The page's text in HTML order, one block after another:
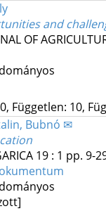
and
OF
Független: 10,
Bubnó ✉
19: 1 pp. 9-